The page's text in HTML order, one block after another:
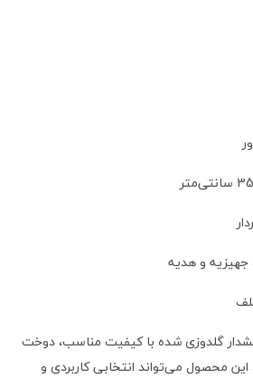
جهیزیه و هدیه
گلدوزی شده با کیفیت مناسب، دوخت
محصول می‌تواند انتخابی کاربردی و